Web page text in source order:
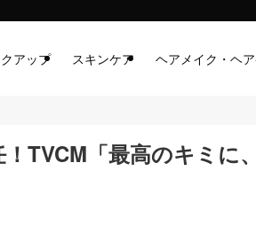
アップ スキンケア ヘアメイク・ヘ
TVCM「最高のキミに